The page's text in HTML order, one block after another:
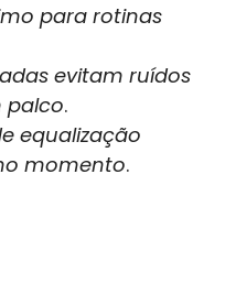
para rotinas
evitam ruídos
palco.
equalização
momento.